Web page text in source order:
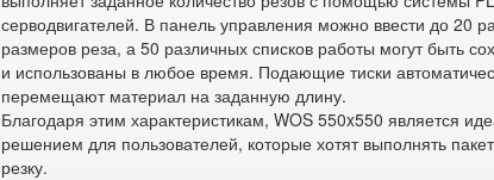
серводвигателей. В панель управления можно ввести до 20
размеров реза, а 50 различных списков работы могут быть
и использованы в любое время. Подающие тиски
перемещают материал на заданную длину.
Благодаря этим характеристикам, WOS 550x550 является
решением для пользователей, которые хотят выполнять
резку.